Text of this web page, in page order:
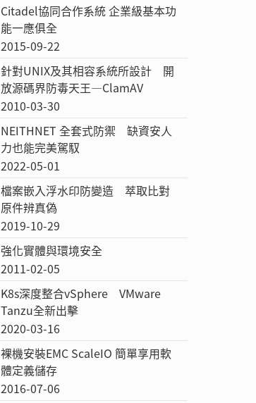
Citadel協同合作系統 企業級基本功
能一應俱全
2015-09-22
針對UNIX及其相容系統所設計 開
放源碼界防毒天王—ClamAV
2010-03-30
NEITHNET 全套式防禦 缺資安人
力也能完美駕馭
2022-05-01
檔案嵌入浮水印防變造 萃取比對
原件辨真偽
2019-10-29
強化實體與環境安全
2011-02-05
K8s深度整合vSphere VMware
Tanzu全新出擊
2020-03-16
裸機安裝EMC ScaleIO 簡單享用軟
體定義儲存
2016-07-06